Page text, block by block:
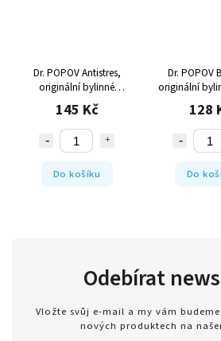
Dr. POPOV Antistres,
originální bylinné
kapky, 50 ml
145 Kč
Do košíku
Dr. POPOV
originální
50
128
Do
Odebírat
Vložte svůj e-mail a my vám
nových produktech na